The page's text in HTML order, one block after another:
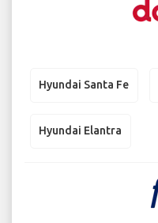
Hyundai Santa Fe
Hyundai Elantra